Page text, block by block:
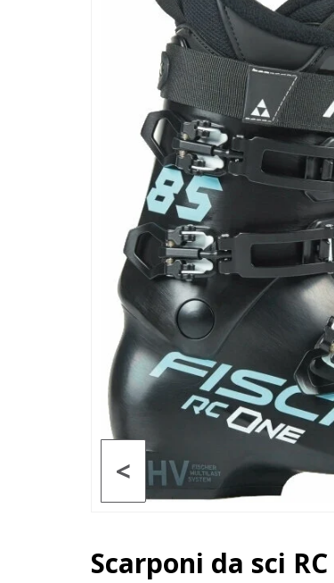
<
Scarponi da sci RC